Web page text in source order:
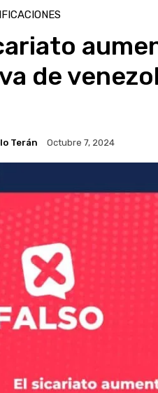
de
Terán Octubre 7, 2024